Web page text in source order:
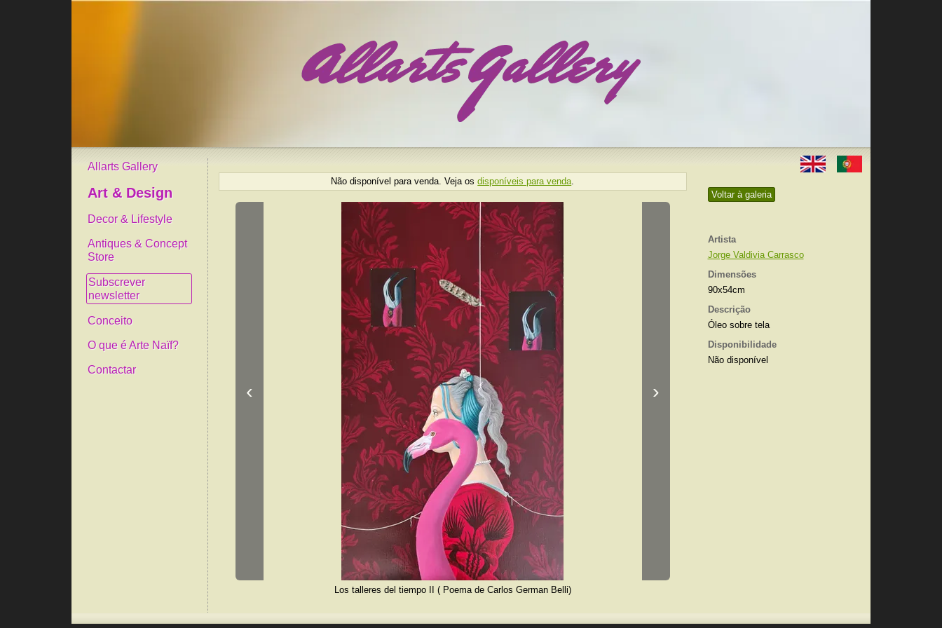
Allarts Gallery
Art & Design
Decor & Lifestyle
Antiques & Concept
Store
Subscrever
newsletter
Conceito
O que é Arte Naïf?
Contactar
Voltar à galeria
Artista
Jorge Valdivia Carrasco
Dimensões
90x54cm
Descrição
Óleo sobre tela
Disponibilidade
Não disponível
Não disponível para venda. Veja osdisponíveis para venda
‹ ›
Los talleres del tiempo II ( Poema de Carlos German Belli)